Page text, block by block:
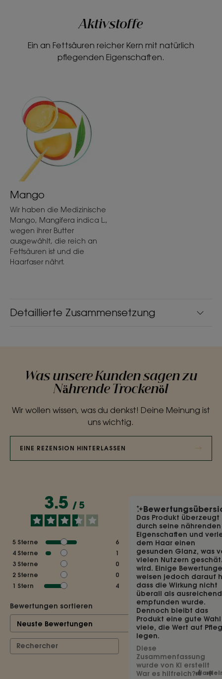
Aktivstoffe
Ein an Fettsäuren reicher Kern mit natürlich
pflegenden Eigenschaften.
Detaillierte Zusammensetzung
Mango
Wir haben die Medizinische
Mango, Mangifera indica L.,
wegen ihrer Butter
ausgewählt, die reich an
Fettsäuren ist und die
Haarfaser nährt.
Was unsere Kunden sagen zu
Nährende Trockenöl
Wir wollen wissen, was du denkst! Deine Meinung ist
uns wichtig.
EINE REZENSION HINTERLASSEN
3.5 / 5
5 Sterne
6
4 Sterne
1
3 Sterne
0
2 Sterne
0
1 Stern 4
Bewertungen sortieren
Das Produkt überzeugt
durch seine nährenden
Eigenschaften und
dem Haar einen
gesunden Glanz, was
vielen Nutzern
wird. Einige
weisen jedoch darauf
dass die Wirkung nicht
überall als ausreichend
empfunden wurde.
Dennoch bleibt das
Produkt eine gute
viele, die Wert auf
legen.
Diese
Zusammenfassung
wurde von KI erstellt
War es hilfreich? Ja